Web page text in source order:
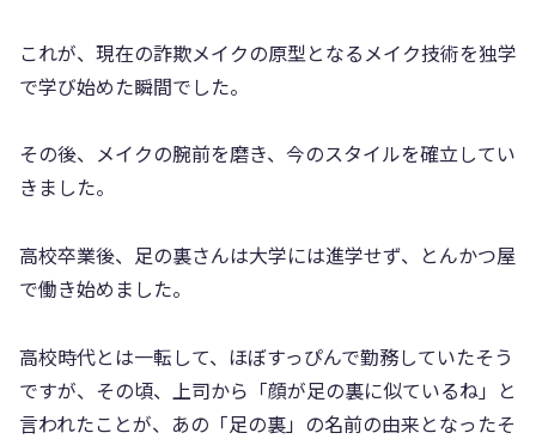
これが、現在の詐欺メイクの原型となるメイク技術を独学
で学び始めた瞬間でした。
その後、メイクの腕前を磨き、今のスタイルを確立してい
きました。
高校卒業後、足の裏さんは大学には進学せず、とんかつ屋
で働き始めました。
高校時代とは一転して、ほぼすっぴんで勤務していたそう
ですが、その頃、上司から「顔が足の裏に似ているね」と
言われたことが、あの「足の裏」の名前の由来となったそ